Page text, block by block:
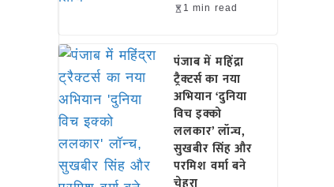
1 min read
पंजाब में महिंद्रा
ट्रैक्टर्स का नया
अभियान ‘दुनिया
विच इक्को
ललकार’ लॉन्च,
सुखबीर सिंह और
परमिश वर्मा बने